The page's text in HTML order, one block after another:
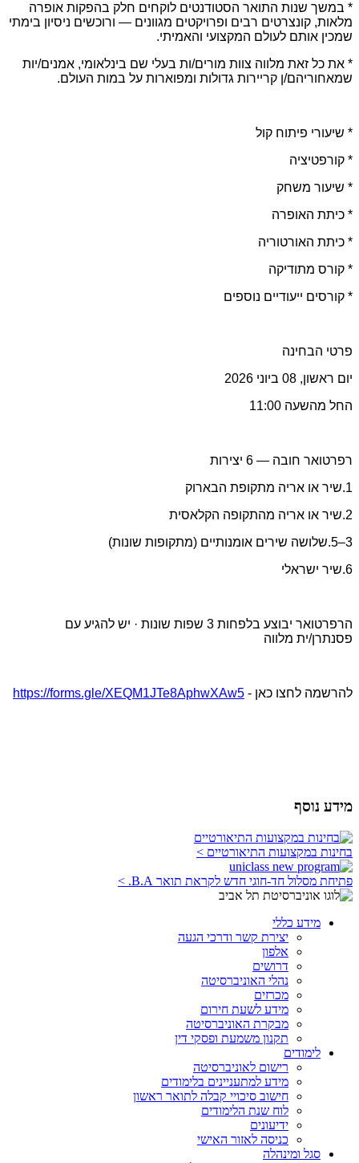
* במשך שנות התואר הסטודנטים לוקחים חלק בהפקות אופרה
מלאות, קונצרטים רבים ופרויקטים מגוונים — ורוכשים ניסיון בימתי
שמכין אותם לעולם המקצועי והאמיתי.
* את כל זאת מלווה צוות מורים/ות בעלי שם בינלאומי, אמנים/יות
שמאחוריהם/ן קריירות גדולות ומפוארות על במות העולם.
* שיעורי פיתוח קול
* קורפטיציה
* שיעור משחק
* כיתת האופרה
* כיתת האורטוריה
* קורס מתודיקה
* קורסים ייעודיים נוספים
פרטי הבחינה
יום ראשון, 08 ביוני 2026
החל מהשעה 11:00
רפרטואר חובה — 6 יצירות
1.שיר או אריה מתקופת הבארוק
2.שיר או אריה מהתקופה הקלאסית
3–5.שלושה שירים אומנותיים (מתקופות שונות)
6.שיר ישראלי
הרפרטואר יבוצע בלפחות 3 שפות שונות · יש להגיע עם
פסנתרן/ית מלווה
להרשמה לחצו כאן - https://forms.gle/XEQM1JTe8AphwXAw5
מידע נוסף
בחינות במקצועות התיאורטיים >
פתיחת מסלול חד-חוגי חדש לקראת תואר B.A. >
מידע כללי
יצירת קשר ודרכי הגעה
אלפון
דרושים
נהלי האוניברסיטה
מכרזים
מידע לשעת חירום
מבקרת האוניברסיטה
תקנון משמעת ופסקי דין
לימודים
רישום לאוניברסיטה
מידע למתעניינים בלימודים
חישוב סיכויי קבלה לתואר ראשון
לוח שנת הלימודים
ידיעונים
כניסה לאזור האישי
סגל ומינהלה